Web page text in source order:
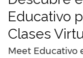
Educativo
Clases
Meet Educativo